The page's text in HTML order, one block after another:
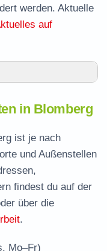
werden. Aktuelle
auf
in Blomberg
beantragen
Stelle
in Blomberg
ist je nach
und Außenstellen
findest du auf der
über die
.
Mo–Fr)